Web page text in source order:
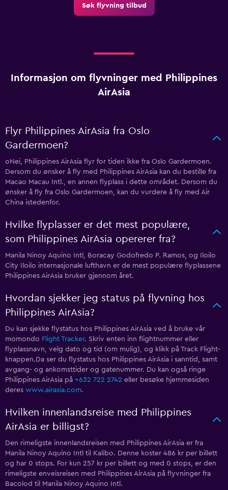
Søk flyvning tilbud
Informasjon om flyvninger med Philippines
AirAsia
Flyr Philippines AirAsia fra Oslo
Gardermoen?
oNei, Philippines AirAsia flyr for tiden ikke fra Oslo Gardermoen.
Dersom du ønsker å fly med Philippines AirAsia kan du bestille fra
Macao Macau Intl., en annen flyplass i dette området. Dersom du
ønsker å fly fra Oslo Gardermoen, kan du vurdere å fly med Air
China istedenfor.
Hvilke flyplasser er det mest populære,
som Philippines AirAsia opererer fra?
Manila Ninoy Aquino Intl, Boracay Godofredo P. Ramos, og Iloilo
City Iloilo internasjonale lufthavn er de mest populære flyplassene
Philippines AirAsia bruker gjennom året.
Hvordan sjekker jeg status på flyvning hos
Philippines AirAsia?
Du kan sjekke flystatus hos Philippines AirAsia ved å bruke vår
momondo Flight Tracker. Skriv enten inn flightnummer eller
flyplassnavn, velg dato og tid (om mulig), og klikk på Track Flight-
knappen.Da ser du flystatus hos Philippines AirAsia i sanntid, samt
avgang- og ankomsttider og gatenummer. Du kan også ringe
Philippines AirAsia på +632 722 2742 eller besøke hjemmesiden
deres www.airasia.com.
Hvilken innenlandsreise med Philippines
AirAsia er billigst?
Den rimeligste innenlandsreisen med Philippines AirAsia er fra
Manila Ninoy Aquino Intl til Kalibo. Denne koster 486 kr per billett
og har 0 stops. For kun 257 kr per billett og med 0 stops, er den
rimeligste enveisreisen med Philippines AirAsia på flyvninger fra
Bacolod til Manila Ninoy Aquino Intl.